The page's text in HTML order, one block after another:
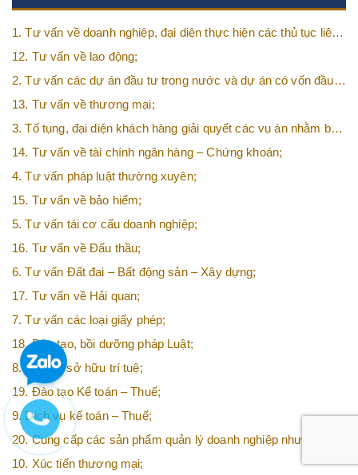
1. Tư vấn về doanh nghiệp, đại diện thực hiện các thủ tục liên
quan tới doanh nghiệp;
12. Tư vấn về lao động;
2. Tư vấn các dự án đầu tư trong nước và dự án có vốn đầu
tư nước ngoài (FDI);
13. Tư vấn về thương mại;
3. Tố tụng, đại diện khách hàng giải quyết các vụ án nhằm bảo
vệ tối đa các quyền và lợi ích của khách hàng;
14. Tư vấn về tài chính ngân hàng – Chứng khoán;
4. Tư vấn pháp luật thường xuyên;
15. Tư vấn về bảo hiểm;
5. Tư vấn tái cơ cấu doanh nghiệp;
16. Tư vấn về Đấu thầu;
6. Tư vấn Đất đai – Bất động sản – Xây dựng;
17. Tư vấn về Hải quan;
7. Tư vấn các loại giấy phép;
18. Đào tạo, bồi dưỡng pháp Luật;
8. Tư vấn sở hữu trí tuệ;
19. Đào tạo Kế toán – Thuế;
9. Dịch vụ kế toán – Thuế;
20. Cung cấp các sản phẩm quản lý doanh nghiệp như: chữ
ký số, hóa đơn điện tử, BHXH,…vv
10. Xúc tiến thương mại;